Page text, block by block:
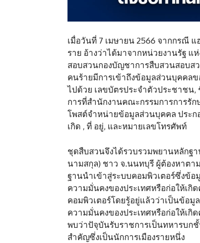
เมื่อวันที่ 7 เมษายน 2566 จากกรณี
ราย อ้างว่าได้มาจากหน่วยงานรัฐ แ
สอบสวนกองบัญชาการสืบสวนสอบส
คนร้ายมีการเข้าถึงข้อมูลส่วนบุคคล
ไปด้วย เลขบัตรประจำตัวประชาชน
การที่สำนักงานคณะกรรมการการรั
โพสต์จำหน่ายข้อมูลส่วนบุคคล ประก
เกิด , ที่ อยู่, และหมายเลขโทรศัพท์
ชุดสืบสวนจึงได้รวบรวมพยานหลักฐ
นามสกุล) ชาว จ.นนทบุรี ผู้ต้องหาตา
ฐานนำเข้าสู่ระบบคอมพิวเตอร์ซึ่งข้อ
ความมั่นคงของประเทศหรือก่อให้เ
คอมพิวเตอร์โดยรู้อยู่แล้วว่าเป็นข้อมู
ความมั่นคงของประเทศหรือก่อให้เ
พบว่าปัจุบันรับราชการเป็นทหารบก
สำคัญซึ่งเป็นนักการเมืองรายหนึ่ง